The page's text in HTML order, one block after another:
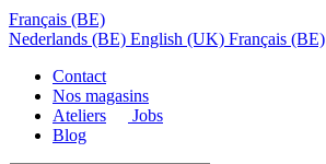
Français (BE)
Nederlands (BE) English (UK) Français (BE)
Contact
Nos magasins
Ateliers
Jobs
Blog